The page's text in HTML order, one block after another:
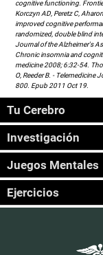
cognitive functioning.
Korczyn AD, Peretz C,
improved cognitive
randomized, double blind
Journal of the Alzheimer's
Chronic insomnia and
medicine 2008; 6:32-54.
O, Reeder B. - Telemedicine
800. Epub 2011 Oct 19.
Tu Cerebro
Investigación
Juegos Mentales
Ejercicios